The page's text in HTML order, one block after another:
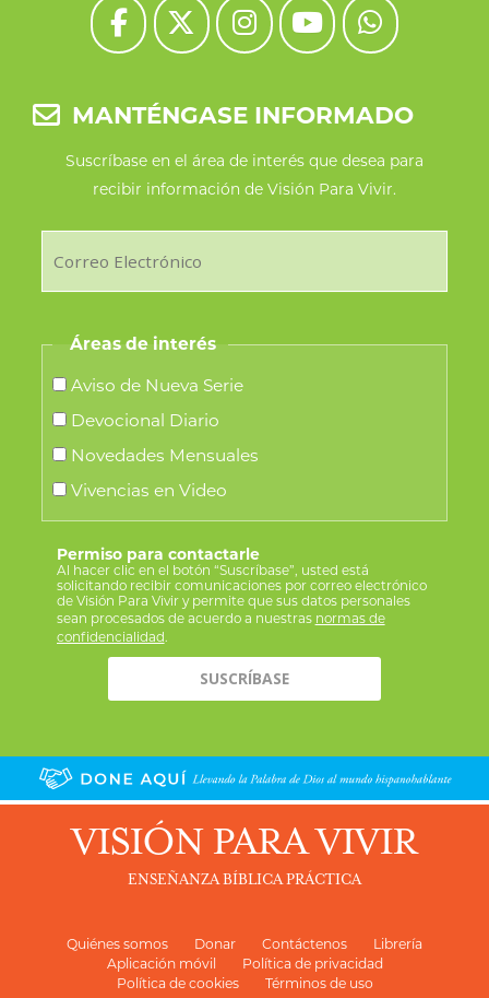
MANTÉNGASE INFORMADO
Suscríbase en el área de interés que desea para
recibir información de Visión Para Vivir.
Áreas de interés
Aviso de Nueva Serie
Devocional Diario
Novedades Mensuales
Vivencias en Video
Permiso para contactarle
Al hacer clic en el botón “Suscríbase”, usted está
solicitando recibir comunicaciones por correo electrónico
de Visión Para Vivir y permite que sus datos personales
sean procesados de acuerdo a nuestras normas de
confidencialidad.
VISIÓN PARA VIVIR
ENSEÑANZA BÍBLICA PRÁCTICA
Quiénes somos Donar Contáctenos
Librería
Aplicación móvil
Política de privacidad
Política de cookies
Términos de uso